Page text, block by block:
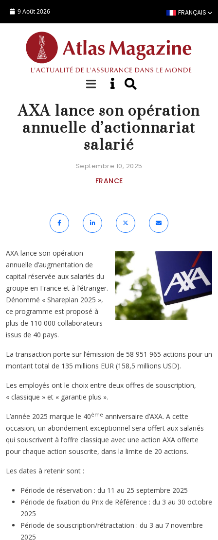
9 Août 2026 FRANÇAIS
ACTUALITÉ
AXA lance son opération
annuelle d’actionnariat
salarié
Septembre 10, 2025
FRANCE
AXA lance son opération
annuelle d’augmentation de
capital réservée aux salariés du
groupe en France et à l’étranger.
Dénommé « Shareplan 2025 »,
ce programme est proposé à
plus de 110 000 collaborateurs
issus de 40 pays.
La transaction porte sur l’émission de 58 951 965 actions pour un
montant total de 135 millions EUR (158,5 millions USD).
Les employés ont le choix entre deux offres de souscription,
« classique » et « garantie plus ».
L’année 2025 marque le 40ème anniversaire d’AXA. A cette
occasion, un abondement exceptionnel sera offert aux salariés
qui souscrivent à l’offre classique avec une action AXA offerte
pour chaque action souscrite, dans la limite de 20 actions.
Les dates à retenir sont :
Période de réservation : du 11 au 25 septembre 2025
Période de fixation du Prix de Référence : du 3 au 30 octobre
2025
Période de souscription/rétractation : du 3 au 7 novembre
2025